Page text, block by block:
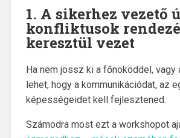
1. A sikerhez vezető
konfliktusok
keresztül vezet
Ha nem jössz ki a főnököddel, vagy
lehet, hogy a kommunikációdat, az
képességeidet kell fejlesztened.
Számodra most ezt a workshopot